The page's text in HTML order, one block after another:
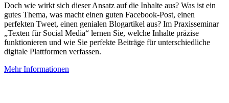
Doch wie wirkt sich dieser Ansatz auf die Inhalte aus? Was ist ein
gutes Thema, was macht einen guten Facebook-Post, einen
perfekten Tweet, einen genialen Blogartikel aus? Im Praxisseminar
„Texten für Social Media“ lernen Sie, welche Inhalte präzise
funktionieren und wie Sie perfekte Beiträge für unterschiedliche
digitale Plattformen verfassen.
Mehr Informationen